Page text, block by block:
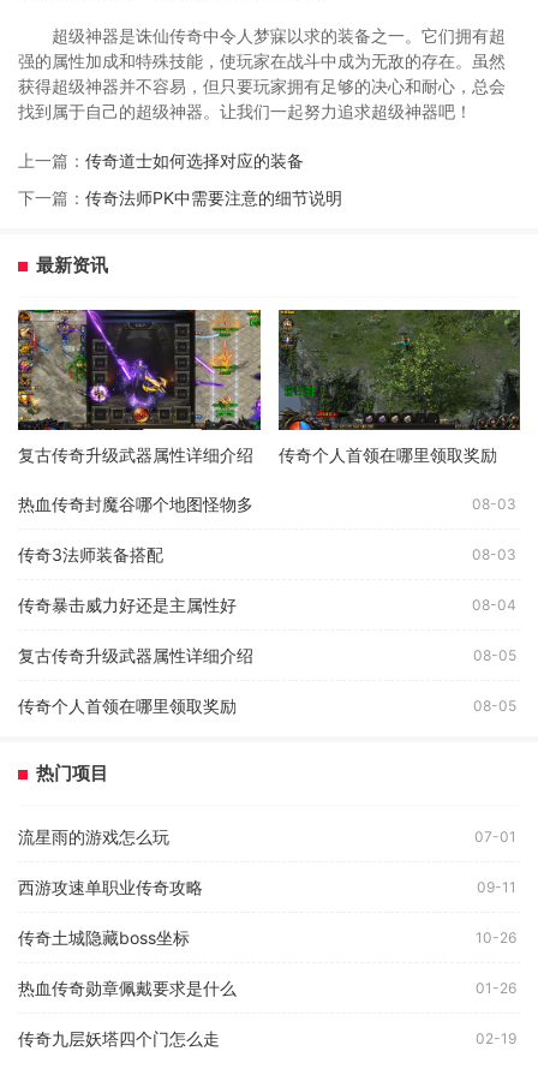
超级神器是诛仙传奇中令人梦寐以求的装备之一。它们拥有超
强的属性加成和特殊技能，使玩家在战斗中成为无敌的存在。虽然
获得超级神器并不容易，但只要玩家拥有足够的决心和耐心，总会
找到属于自己的超级神器。让我们一起努力追求超级神器吧！
上一篇： 传奇道士如何选择对应的装备
下一篇： 传奇法师PK中需要注意的细节说明
最新资讯
复古传奇升级武器属性详细介绍 传奇个人首领在哪里领取奖励
热血传奇封魔谷哪个地图怪物多 08-03
传奇3法师装备搭配 08-03
传奇暴击威力好还是主属性好 08-04
复古传奇升级武器属性详细介绍 08-05
传奇个人首领在哪里领取奖励 08-05
热门项目
流星雨的游戏怎么玩 07-01
西游攻速单职业传奇攻略 09-11
传奇土城隐藏boss坐标 10-26
热血传奇勋章佩戴要求是什么 01-26
传奇九层妖塔四个门怎么走 02-19